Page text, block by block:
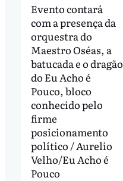
Evento contará
com a presença da
orquestra do
Maestro Oséas, a
batucada e o dragão
do Eu Acho é
Pouco, bloco
conhecido pelo
firme
posicionamento
político / Aurelio
Velho/Eu Acho é
Pouco